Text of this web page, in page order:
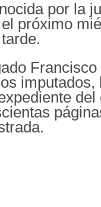
por la
próximo
imputados,